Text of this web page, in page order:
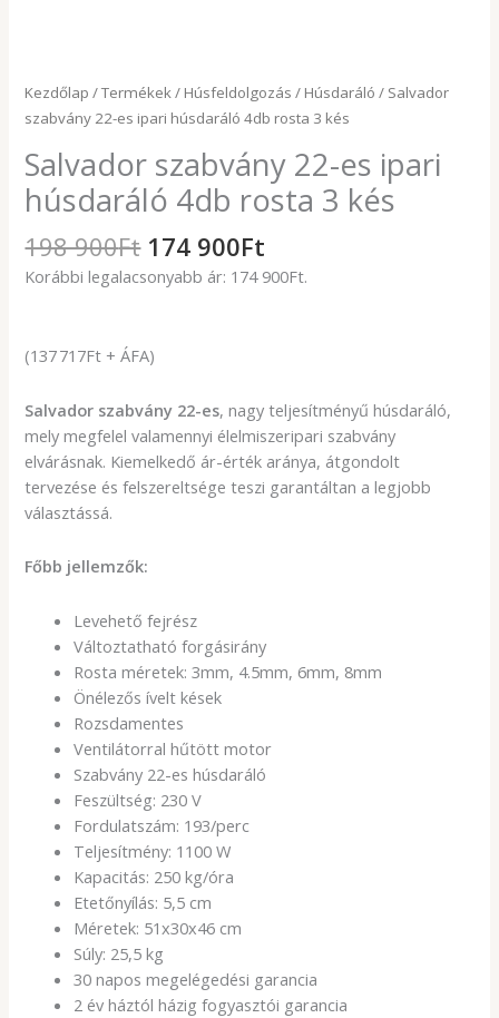
Kezdőlap /Termékek/ Húsfeldolgozás / Húsdaráló / Salvador
szabvány 22-es ipari húsdaráló 4db rosta 3 kés
Salvador szabvány 22-es ipari
húsdaráló 4db rosta 3 kés
198 900Ft 174 900Ft
Korábbi legalacsonyabb ár: 174 900Ft.
(137 717Ft + ÁFA)
Salvador szabvány 22-es, nagy teljesítményű húsdaráló,
mely megfelel valamennyi élelmiszeripari szabvány
elvárásnak. Kiemelkedő ár-érték aránya, átgondolt
tervezése és felszereltsége teszi garantáltan a legjobb
választássá.
Főbb jellemzők:
Levehető fejrész
Változtatható forgásirány
Rosta méretek: 3mm, 4.5mm, 6mm, 8mm
Önélezős ívelt kések
Rozsdamentes
Ventilátorral hűtött motor
Szabvány 22-es húsdaráló
Feszültség: 230 V
Fordulatszám: 193/perc
Teljesítmény: 1100 W
Kapacitás: 250 kg/óra
Etetőnyílás: 5,5 cm
Méretek: 51x30x46 cm
Súly: 25,5 kg
30 napos megelégedési garancia
2 év háztól házig fogyasztói garancia